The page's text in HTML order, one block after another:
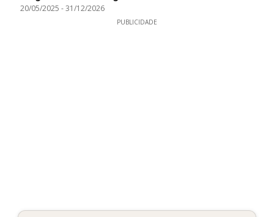
20/05/2025 -31/12/2026
PUBLICIDADE